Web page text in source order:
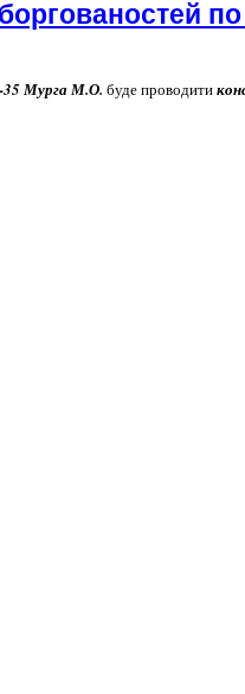
35 Мурга М.О. буде проводити